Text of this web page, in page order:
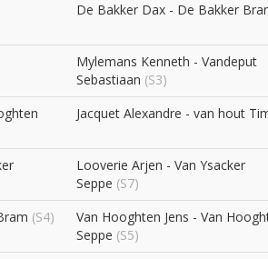
De Bakker Dax - De Bakker
Mylemans Kenneth - Vandeput
Sebastiaan (S3)
Jacquet Alexandre - van hout
Looverie Arjen - Van Ysacker
Seppe (S7)
(S4)
Van Hooghten Jens - Van
Seppe (S5)